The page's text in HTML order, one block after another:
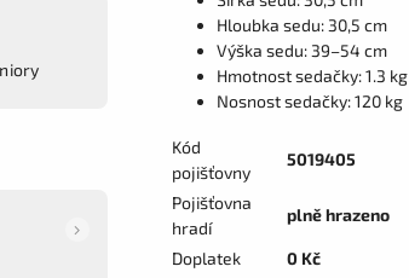
Hloubka sedu: 30,5 cm
Výška sedu: 39–54 cm
Hmotnost sedačky: 1.3 kg
Nosnost sedačky: 120 kg
Kód
pojišťovny
5019405
Pojišťovna
hradí
plně hrazeno
Doplatek
0 Kč